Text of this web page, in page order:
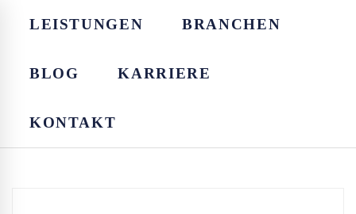
LEISTUNGEN BRANCHEN
BLOG KARRIERE
KONTAKT